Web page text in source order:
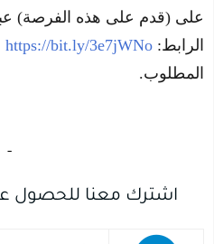
على (قدم على هذه الفرصة)
الرابط: https://bit.ly/3e7jWNo
المطلوب.
-‏
اشترك معنا للحصول